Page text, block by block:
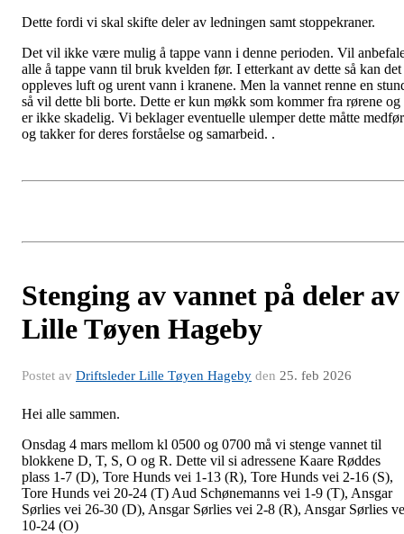
Dette fordi vi skal skifte deler av ledningen samt stoppekraner.
Det vil ikke være mulig å tappe vann i denne perioden. Vil
alle å tappe vann til bruk kvelden før. I etterkant av dette så kan det
oppleves luft og urent vann i kranene. Men la vannet renne en
så vil dette bli borte. Dette er kun møkk som kommer fra rørene og
er ikke skadelig. Vi beklager eventuelle ulemper dette måtte
og takker for deres forståelse og samarbeid. .
Stenging av vannet på deler av
Lille Tøyen Hageby
Postet av Driftsleder Lille Tøyen Hageby den 25. feb 2026
Hei alle sammen.
Onsdag 4 mars mellom kl 0500 og 0700 må vi stenge vannet til
blokkene D, T, S, O og R. Dette vil si adressene Kaare Røddes
plass 1-7 (D), Tore Hunds vei 1-13 (R), Tore Hunds vei 2-16 (S),
Tore Hunds vei 20-24 (T) Aud Schønemanns vei 1-9 (T), Ansgar
Sørlies vei 26-30 (D), Ansgar Sørlies vei 2-8 (R), Ansgar Sørlies
10-24 (O)